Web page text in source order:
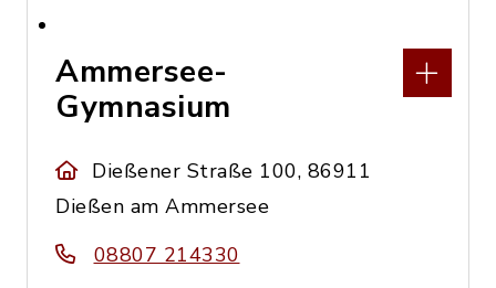
Ammersee-
Gymnasium
Dießener Straße 100, 86911
Dießen am Ammersee
08807 214330